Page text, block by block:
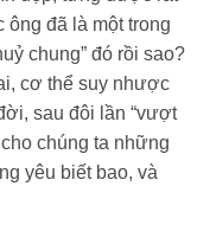
đã là một trong
chung” đó rồi sao?
cơ thể suy nhược
sau đôi lần “vượt
chúng ta những
yêu biết bao, và